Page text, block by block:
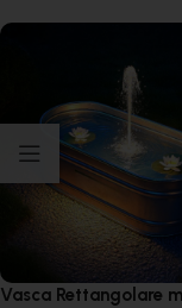
Vasca Rettangolare